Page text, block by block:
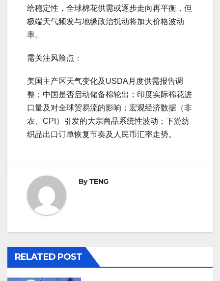
给稳定性，全球棉花供需或逐步走向再平衡，但
极端天气频发与地缘政治扰动将加大价格波动
率。
需关注风险点：
美国主产区天气变化及USDA月度供需报告调
整；中国是否启动储备棉轮出；印度实际棉花进
口量及对全球贸易流的影响；宏观经济数据（非
农、CPI）引发的大宗商品系统性波动；下游纺
织品出口订单恢复节奏及人民币汇率走势。
ByTENG
RELATED POST